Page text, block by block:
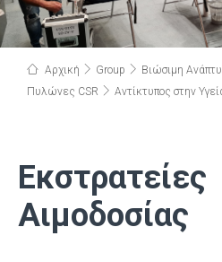
Αρχική Group Βιώσιμη
Πυλώνες CSR
Αντίκτυπος στην
Εκστρατείες
Αιμοδοσίας